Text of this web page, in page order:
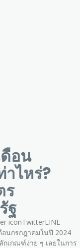
อน
าไหร่?
ร
ฐ
iconTwitterLINE
อนกรกฎาคมในปี 2024
กเกณฑ์ง่าย ๆ เลยในการ